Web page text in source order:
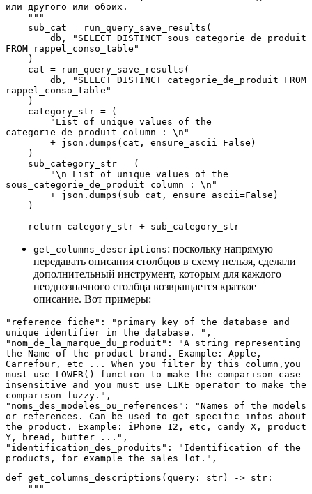
или другого или обоих.
    """
    sub_cat = run_query_save_results(
FROM rappel_conso_table"
    )
    cat = run_query_save_results(
rappel_conso_table"
    )
    category_str = (
categorie_de_produit column : \n"
        + json.dumps(cat, ensure_ascii=False)
    )
    sub_category_str = (
sous_categorie_de_produit column : \n"
        + json.dumps(sub_cat, ensure_ascii=False)
    )
    return category_str + sub_category_str
get_columns_descriptions: поскольку напрямую
передавать описания столбцов в схему нельзя, сделали
дополнительный инструмент, которым для каждого
неоднозначного столбца возвращается краткое
описание. Вот примеры:
"reference_fiche": "primary key of the database and
unique identifier in the database. ",
"nom_de_la_marque_du_produit": "A string representing
the Name of the product brand. Example: Apple,
Carrefour, etc ... When you filter by this column,you
must use LOWER() function to make the comparison case
insensitive and you must use LIKE operator to make the
comparison fuzzy.",
"noms_des_modeles_ou_references": "Names of the models
or references. Can be used to get specific infos about
the product. Example: iPhone 12, etc, candy X, product
Y, bread, butter ...",
"identification_des_produits": "Identification of the
products, for example the sales lot.",
def get_columns_descriptions(query: str) -> str:
    """